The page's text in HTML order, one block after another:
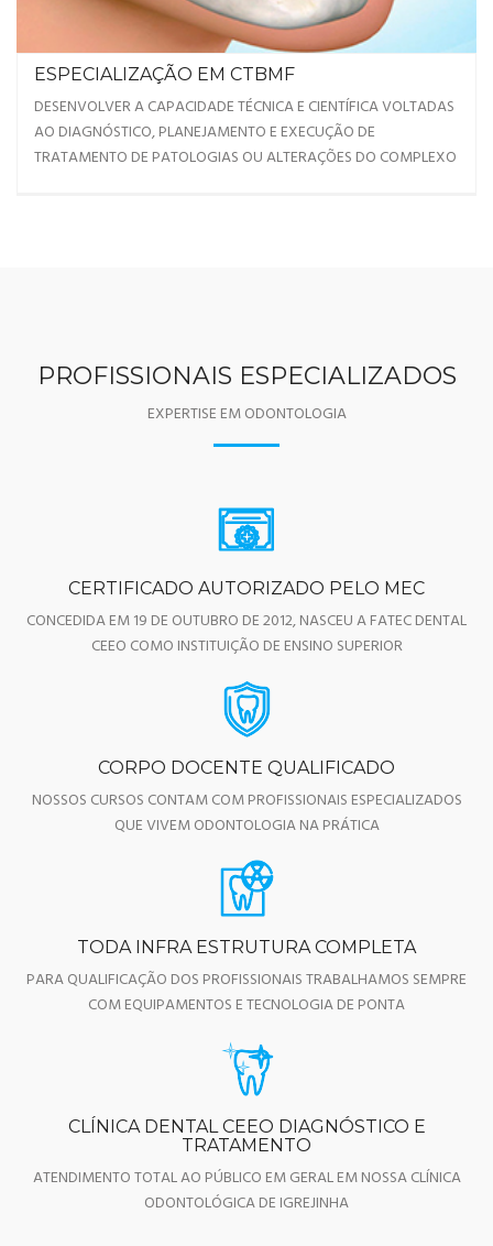
ESPECIALIZAÇÃO EM CTBMF
DESENVOLVER A CAPACIDADE TÉCNICA E CIENTÍFICA VOLTADAS
AO DIAGNÓSTICO, PLANEJAMENTO E EXECUÇÃO DE
TRATAMENTO DE PATOLOGIAS OU ALTERAÇÕES DO COMPLEXO
PROFISSIONAIS ESPECIALIZADOS
EXPERTISE EM ODONTOLOGIA
CERTIFICADO AUTORIZADO PELO MEC
CONCEDIDA EM 19 DE OUTUBRO DE 2012, NASCEU A FATEC DENTAL
CEEO COMO INSTITUIÇÃO DE ENSINO SUPERIOR
CORPO DOCENTE QUALIFICADO
NOSSOS CURSOS CONTAM COM PROFISSIONAIS ESPECIALIZADOS
QUE VIVEM ODONTOLOGIA NA PRÁTICA
TODA INFRA ESTRUTURA COMPLETA
PARA QUALIFICAÇÃO DOS PROFISSIONAIS TRABALHAMOS SEMPRE
COM EQUIPAMENTOS E TECNOLOGIA DE PONTA
CLÍNICA DENTAL CEEO DIAGNÓSTICO E
TRATAMENTO
ATENDIMENTO TOTAL AO PÚBLICO EM GERAL EM NOSSA CLÍNICA
ODONTOLÓGICA DE IGREJINHA